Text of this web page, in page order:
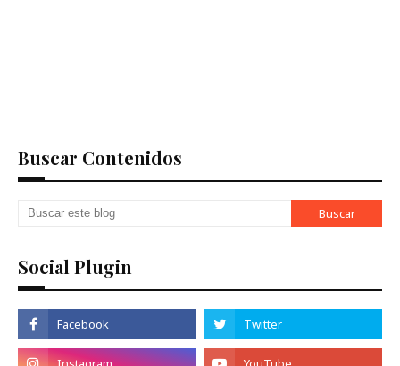
Buscar Contenidos
Social Plugin